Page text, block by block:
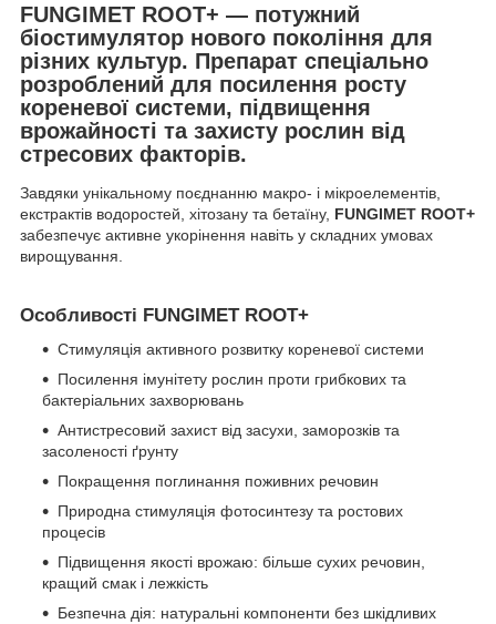
FUNGIMET ROOT+ — потужний
біостимулятор нового покоління для
різних культур. Препарат спеціально
розроблений для посилення росту
кореневої системи, підвищення
врожайності та захисту рослин від
стресових факторів.
Завдяки унікальному поєднанню макро- і мікроелементів,
екстрактів водоростей, хітозану та бетаїну, FUNGIMET ROOT+
забезпечує активне укорінення навіть у складних умовах
вирощування.
Особливості FUNGIMET ROOT+
Стимуляція активного розвитку кореневої системи
Посилення імунітету рослин проти грибкових та
бактеріальних захворювань
Антистресовий захист від засухи, заморозків та
засоленості ґрунту
Покращення поглинання поживних речовин
Природна стимуляція фотосинтезу та ростових
процесів
Підвищення якості врожаю: більше сухих речовин,
кращий смак і лежкість
Безпечна дія: натуральні компоненти без шкідливих